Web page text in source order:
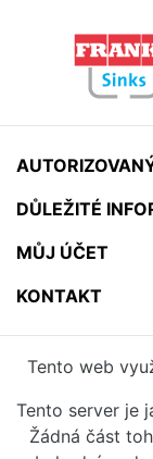
DŮLEŽITÉ
MŮJ ÚČET
KONTAKT
Tento web
Tento server je
Žádná část